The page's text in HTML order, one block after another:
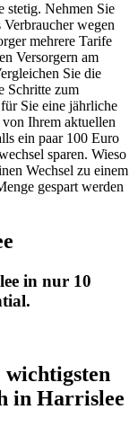
stetig. Nehmen Sie
Verbraucher wegen
mehrere Tarife
Versorgern am
Sie die
Schritte zum
Sie eine jährliche
Ihrem aktuellen
ein paar 100 Euro
sparen. Wieso
Wechsel zu einem
gespart werden
in nur 10
wichtigsten
in Harrislee